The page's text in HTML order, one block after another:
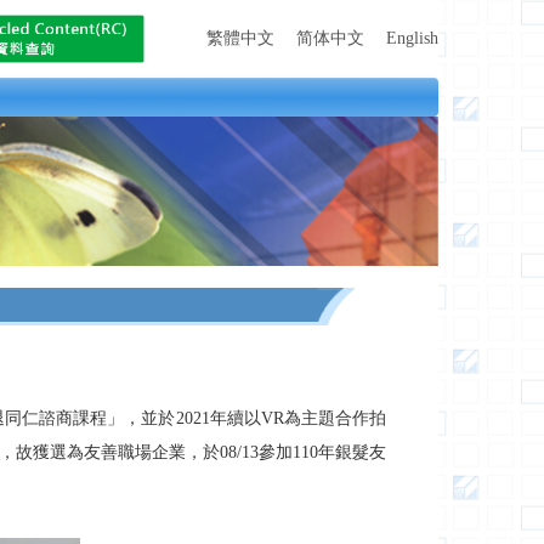
繁體中文 简体中文 English
仁諮商課程」，並於2021年續以VR為主題合作拍
獲選為友善職場企業，於08/13參加110年銀髮友